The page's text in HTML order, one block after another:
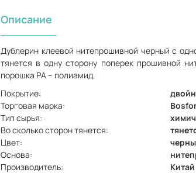
Описание
Дублерин клеевой нитепрошивной черный с
тянется в одну сторону поперек прошивной
порошка РА – полиамид.
Покрытие:
Торговая марка:
Тип сырья:
Во сколько сторон тянется:
Цвет:
Основа:
Производитель:
Китай